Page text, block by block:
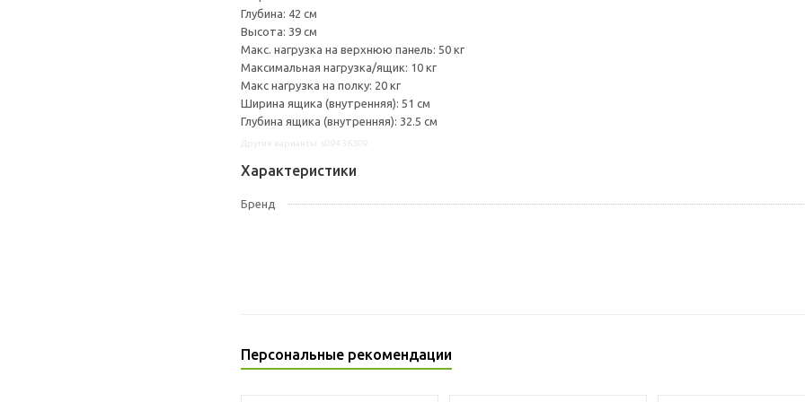
Глубина: 42 см
Высота: 39 см
Макс. нагрузка на верхнюю панель: 50 кг
Максимальная нагрузка/ящик: 10 кг
Макс нагрузка на полку: 20 кг
Ширина ящика (внутренняя): 51 см
Глубина ящика (внутренняя): 32.5 см
Характеристики
Бренд
Персональные рекомендации